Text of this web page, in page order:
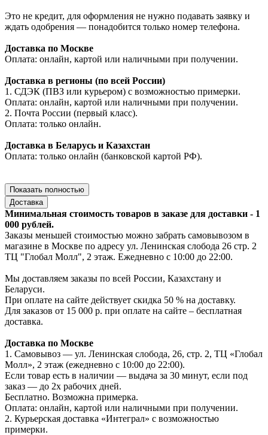
Это не кредит, для оформления не нужно подавать заявку и
ждать одобрения — понадобится только номер телефона.
Доставка по Москве
Оплата: онлайн, картой или наличными при получении.
Доставка в регионы (по всей России)
1. СДЭК (ПВЗ или курьером) с возможностью примерки.
Оплата: онлайн, картой или наличными при получении.
2. Почта России (первый класс).
Оплата: только онлайн.
Доставка в Беларусь и Казахстан
Оплата: только онлайн (банковской картой РФ).
Показать полностью
Доставка
Минимальная стоимость товаров в заказе для доставки - 1
000 рублей.
Заказы меньшей стоимостью можно забрать самовывозом в
магазине в Москве по адресу ул. Ленинская слобода 26 стр. 2
ТЦ "Глобал Молл", 2 этаж. Ежедневно с 10:00 до 22:00.
Мы доставляем заказы по всей России, Казахстану и
Беларуси.
При оплате на сайте действует скидка 50 % на доставку.
Для заказов от 15 000 р. при оплате на сайте – бесплатная
доставка.
Доставка по Москве
1. Самовывоз — ул. Ленинская слобода, 26, стр. 2, ТЦ «Глобал
Молл», 2 этаж (ежедневно с 10:00 до 22:00).
Если товар есть в наличии — выдача за 30 минут, если под
заказ — до 2х рабочих дней.
Бесплатно. Возможна примерка.
Оплата: онлайн, картой или наличными при получении.
2. Курьерская доставка «Интеграл» с возможностью
примерки.